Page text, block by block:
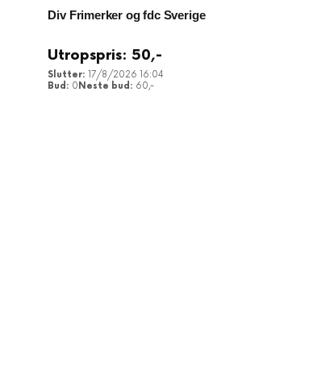
Div Frimerker og fdc Sverige
Utropspris: 50,-
17/8/2026 16:04
0
60,-